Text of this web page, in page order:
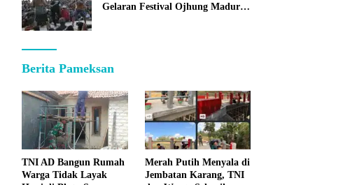
Gelaran Festival Ojhung Madura
Berita Pameksan
TNI AD Bangun Rumah
Warga Tidak Layak
Merah Putih Menyala di
Jembatan Karang, TNI